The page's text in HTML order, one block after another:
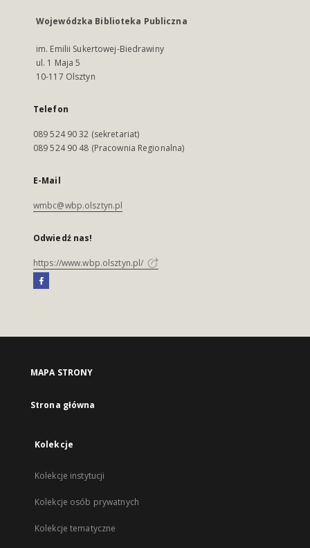
Wojewódzka Biblioteka Publiczna
im. Emilii Sukertowej-Biedrawiny
ul. 1 Maja 5
10-117 Olsztyn
Telefon
089 524 90 32 (sekretariat)
089 524 90 48 (Pracownia Regionalna)
E-Mail
wmbc@wbp.olsztyn.pl
Odwiedź nas!
https://www.wbp.olsztyn.pl/
MAPA STRONY
Strona główna
Kolekcje
Kolekcje instytucji
Kolekcje osób prywatnych
Kolekcje tematyczne